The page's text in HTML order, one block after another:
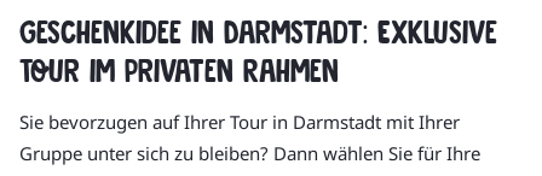
Geschenkidee in Darmstadt: Exklusive
Tour im privaten Rahmen
Sie bevorzugen auf Ihrer Tour in Darmstadt mit Ihrer
Gruppe unter sich zu bleiben? Dann wählen Sie für Ihre